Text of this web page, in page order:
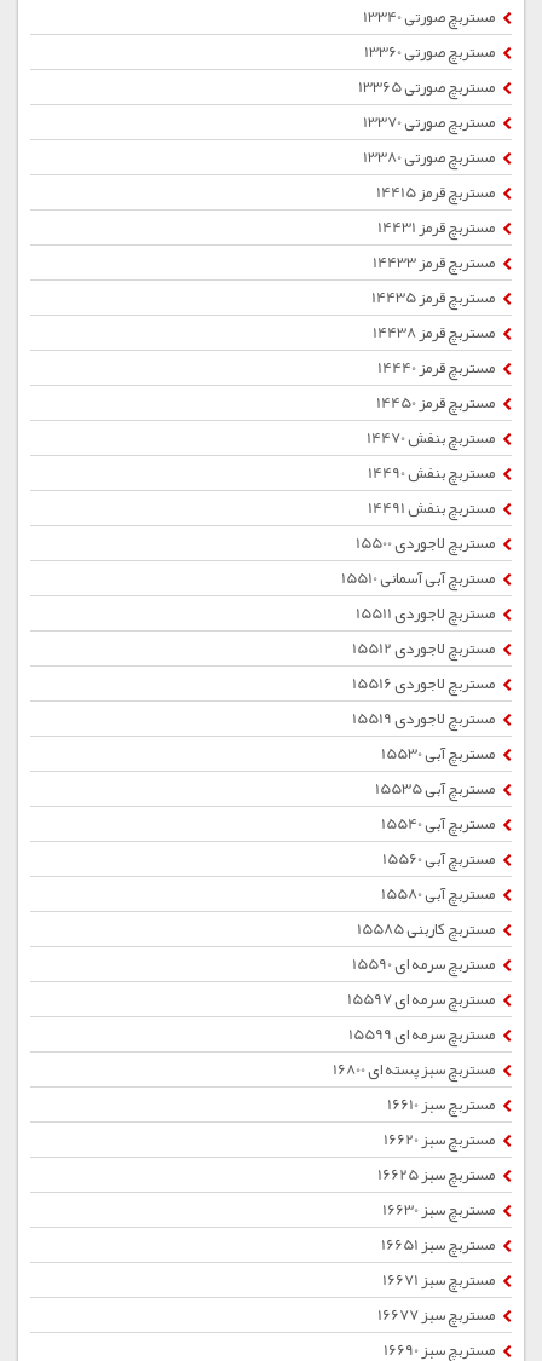
مستربچ صورتی 13340
مستربچ صورتی 13360
مستربچ صورتی 13365
مستربچ صورتی 13370
مستربچ صورتی 13380
مستربچ قرمز 14415
مستربچ قرمز 14431
مستربچ قرمز 14433
مستربچ قرمز 14435
مستربچ قرمز 14438
مستربچ قرمز 14440
مستربچ قرمز 14450
مستربچ بنفش 14470
مستربچ بنفش 14490
مستربچ بنفش 14491
مستربچ لاجوردی 15500
مستربچ آبی آسمانی 15510
مستربچ لاجوردی 15511
مستربچ لاجوردی 15512
مستربچ لاجوردی 15516
مستربچ لاجوردی 15519
مستربچ آبی 15530
مستربچ آبی 15535
مستربچ آبی 15540
مستربچ آبی 15560
مستربچ آبی 15580
مستربچ کاربنی 15585
مستربچ سرمه ای 15590
مستربچ سرمه ای 15597
مستربچ سرمه ای 15599
مستربچ سبز پسته ای 16800
مستربچ سبز 16610
مستربچ سبز 16620
مستربچ سبز 16625
مستربچ سبز 16630
مستربچ سبز 16651
مستربچ سبز 16671
مستربچ سبز 16677
مستربچ سبز 16690